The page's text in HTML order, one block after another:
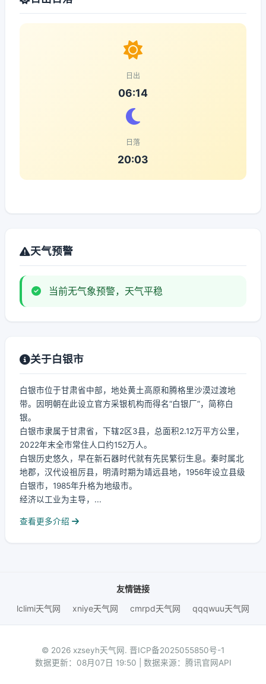
日出
06:14
日落
20:03
天气预警
当前无气象预警，天气平稳
关于白银市
白银市位于甘肃省中部，地处黄土高原和腾格里沙漠过渡地
带。因明朝在此设立官方采银机构而得名“白银厂”，简称白
银。
白银市隶属于甘肃省，下辖2区3县，总面积2.12万平方公里，
2022年末全市常住人口约152万人。
白银历史悠久，早在新石器时代就有先民繁衍生息。秦时属北
地郡，汉代设祖厉县，明清时期为靖远县地，1956年设立县级
白银市，1985年升格为地级市。
经济以工业为主导，...
查看更多介绍
友情链接
lclimi天气网
xniye天气网 cmrpd天气网 qqqwuu天气网
© 2026 xzseyh天气网. 晋ICP备2025055850号-1
数据更新：08月07日 19:50 | 数据来源：腾讯官网API